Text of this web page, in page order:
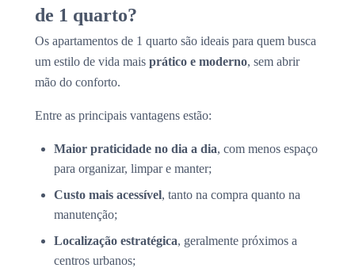
de 1 quarto?
Os apartamentos de 1 quarto são ideais para quem busca
um estilo de vida mais prático e moderno, sem abrir
mão do conforto.
Entre as principais vantagens estão:
Maior praticidade no dia a dia, com menos espaço
para organizar, limpar e manter;
Custo mais acessível, tanto na compra quanto na
manutenção;
Localização estratégica, geralmente próximos a
centros urbanos;